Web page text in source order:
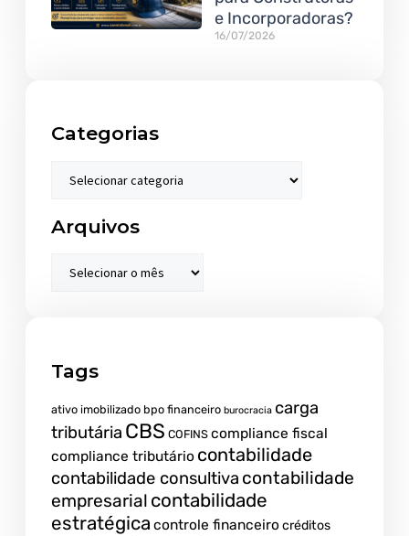
e Incorporadoras?
16/07/2026
Categorias
Arquivos
Tags
ativo imobilizado bpo financeiro burocracia carga
tributária CBS COFINS compliance fiscal
compliance tributário contabilidade
contabilidade consultiva contabilidade
empresarial contabilidade
estratégica controle financeiro créditos